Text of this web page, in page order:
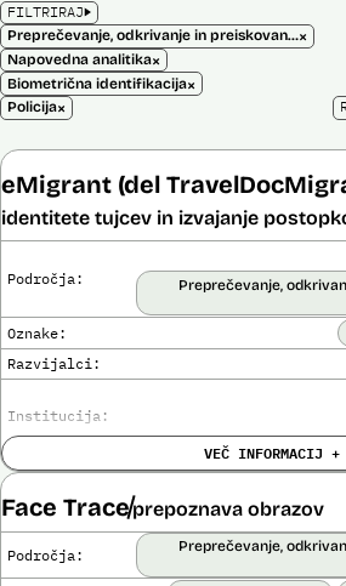
FILTRIRAJ
Preprečevanje, odkrivanje in preiskovanje kaznivih dejanj×
Napovedna analitika×
Biometrična identifikacija×
Policija×
eMigrant (del
identitete tujcev in izvajanje
Področja:
Preprečevanje,
Oznake:
Razvijalci:
Institucija:
Cena:
Analiza učinka na človekove pravice
opravljena:
Analiza učinka na osebne podatke
Posodobljeno: 3. december 2024
VEČ INFORMACIJ +
Face Traceprepoznava obrazov
Področja:
Preprečevanje,